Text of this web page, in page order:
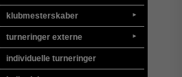
►
klubmesterskaber
►
turneringer externe
individuelle turneringer